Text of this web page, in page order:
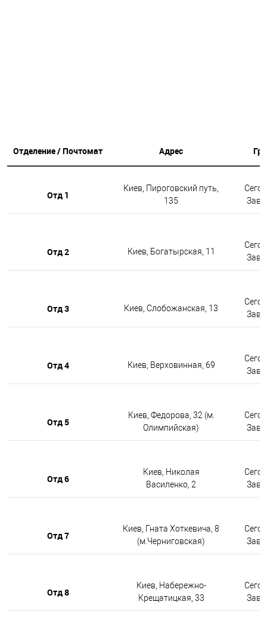
Отделение / Почтомат Адрес
Отд 1
Киев, Пироговский путь,
135
Отд 2 Киев, Богатырская, 11
Отд 3 Киев, Слобожанская, 13
Отд 4 Киев, Верховинная, 69
Отд 5
Киев, Федорова, 32 (м.
Олимпийская)
Отд 6
Киев, Николая
Василенко, 2
Отд 7
Киев, Гната Хоткевича, 8
(м.Черниговская)
Отд 8
Киев, Набережно-
Крещатицкая, 33